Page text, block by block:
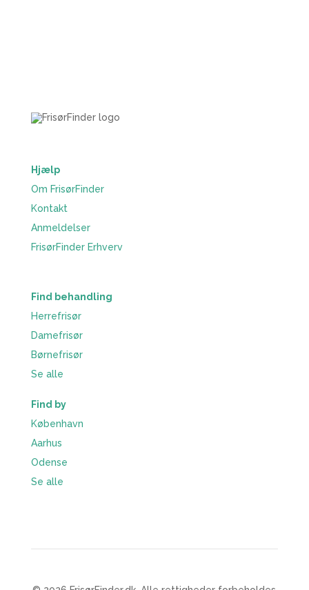
Hjælp
Om FrisørFinder
Kontakt
Anmeldelser
FrisørFinder Erhverv
Find behandling
Herrefrisør
Damefrisør
Børnefrisør
Se alle
Find by
København
Aarhus
Odense
Se alle